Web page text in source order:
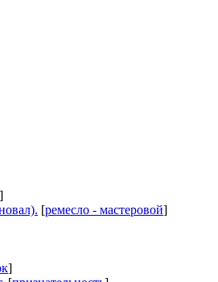
]
[ремесло - мастеровой]
]